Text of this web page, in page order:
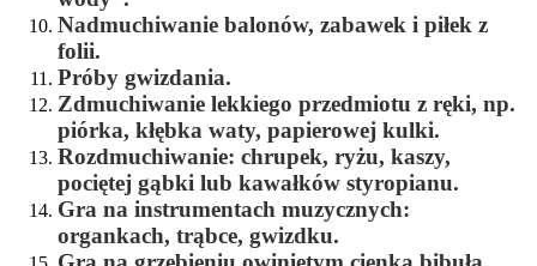
Nadmuchiwanie balonów, zabawek i piłek z
folii.
Próby gwizdania.
Zdmuchiwanie lekkiego przedmiotu z ręki, np.
piórka, kłębka waty, papierowej kulki.
Rozdmuchiwanie: chrupek, ryżu, kaszy,
pociętej gąbki lub kawałków styropianu.
Gra na instrumentach muzycznych:
organkach, trąbce, gwizdku.